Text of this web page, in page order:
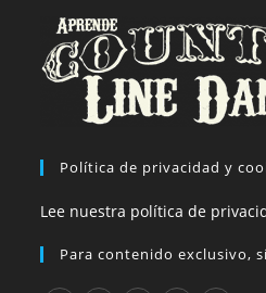
Política de privacidad y
Lee nuestra política de
Para contenido exclusivo,